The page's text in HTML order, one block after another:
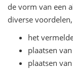
de vorm van een
diverse
het
plaatsen
plaatsen